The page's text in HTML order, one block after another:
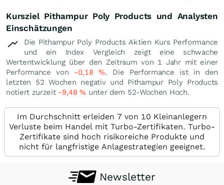
Kursziel Pithampur Poly Products und Analysten
Einschätzungen
Die Pithampur Poly Products Aktien Kurs Performance
und ein Index Vergleich zeigt eine schwache
Wertentwicklung über den Zeitraum von 1 Jahr mit einer
Performance von -0,18%. Die Performance ist in den
letzten 52 Wochen negativ und Pithampur Poly Products
notiert zurzeit -9,48% unter dem 52-Wochen Hoch.
Im Durchschnitt erleiden 7 von 10 Kleinanlegern
Verluste beim Handel mit Turbo-Zertifikaten. Turbo-
Zertifikate sind hoch risikoreiche Produkte und
nicht für langfristige Anlagestrategien geeignet.
Newsletter